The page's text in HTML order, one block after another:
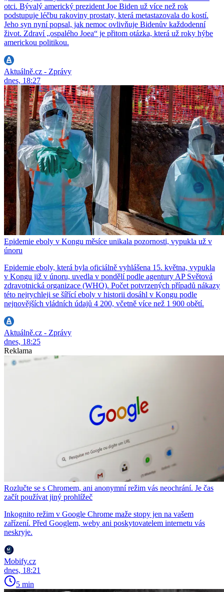
otci. Bývalý americký prezident Joe Biden už více než rok
podstupuje léčbu rakoviny prostaty, která metastazovala do kostí.
Jeho syn nyní popsal, jak nemoc ovlivňuje Bidenův každodenní
život. Zdraví „ospalého Joea“ je přitom otázka, která už roky hýbe
americkou politikou.
Aktuálně.cz - Zprávy
dnes, 18:27
Epidemie eboly v Kongu měsíce unikala pozornosti, vypukla už v
únoru
Epidemie eboly, která byla oficiálně vyhlášena 15. května, vypukla
v Kongu již v únoru, uvedla v pondělí podle agentury AP Světová
zdravotnická organizace (WHO). Počet potvrzených případů nákazy
této nejrychleji se šířící eboly v historii dosáhl v Kongu podle
nejnovějších vládních údajů 4 200, včetně více než 1 900 obětí.
Aktuálně.cz - Zprávy
dnes, 18:25
Reklama
Rozlučte se s Chromem, ani anonymní režim vás neochrání. Je čas
začít používat jiný prohlížeč
Inkognito režim v Google Chrome maže stopy jen na vašem
zařízení. Před Googlem, weby ani poskytovatelem internetu vás
neskryje.
Mobify.cz
dnes, 18:21
5 min